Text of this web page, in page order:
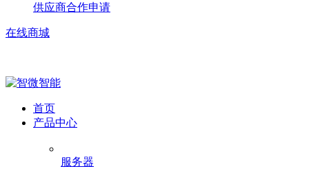
供应商合作申请
在线商城
首页
产品中心
服务器